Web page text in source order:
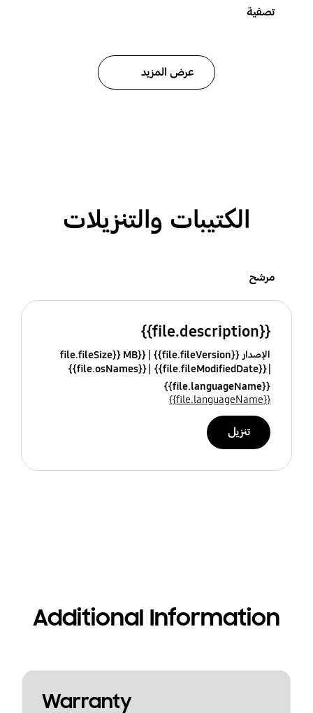
تصفية
عرض المزيد
الكتيبات والتنزيلات
مرشح
{{file.description}}
الإصدار {{file.fileVersion}}
{{file.fileSize}} MB
{{file.fileModifiedDate}}
{{file.osNames}}
{{file.languageName}}
{{file.languageName}}
تنزيل
Additional Information
Warranty